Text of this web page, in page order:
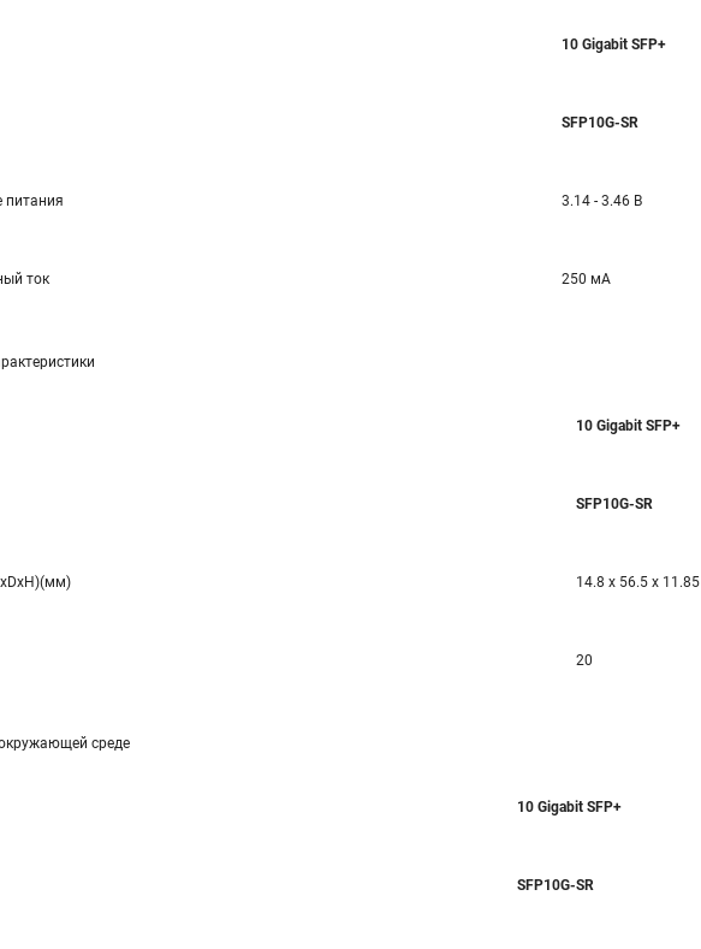
10 Gigabit SFP+
SFP10G-SR
питания 3.14 - 3.46 В
ток 250 мА
10 Gigabit SFP+
SFP10G-SR
14.8 x 56.5 x 11.85
20
среде
10 Gigabit SFP+
SFP10G-SR